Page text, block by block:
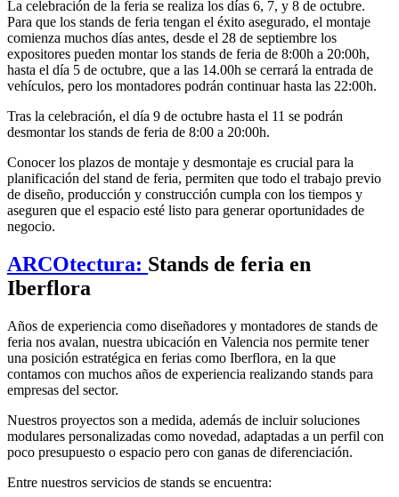
La celebración de la feria se realiza los días 6, 7, y 8 de octubre.
Para que los stands de feria tengan el éxito asegurado, el montaje
comienza muchos días antes, desde el 28 de septiembre los
expositores pueden montar los stands de feria de 8:00h a 20:00h,
hasta el día 5 de octubre, que a las 14.00h se cerrará la entrada de
vehículos, pero los montadores podrán continuar hasta las 22:00h.
Tras la celebración, el día 9 de octubre hasta el 11 se podrán
desmontar los stands de feria de 8:00 a 20:00h.
Conocer los plazos de montaje y desmontaje es crucial para la
planificación del stand de feria, permiten que todo el trabajo previo
de diseño, producción y construcción cumpla con los tiempos y
aseguren que el espacio esté listo para generar oportunidades de
negocio.
ARCOtectura: Stands de feria en
Iberflora
Años de experiencia como diseñadores y montadores de stands de
feria nos avalan, nuestra ubicación en Valencia nos permite tener
una posición estratégica en ferias como Iberflora, en la que
contamos con muchos años de experiencia realizando stands para
empresas del sector.
Nuestros proyectos son a medida, además de incluir soluciones
modulares personalizadas como novedad, adaptadas a un perfil con
poco presupuesto o espacio pero con ganas de diferenciación.
Entre nuestros servicios de stands se encuentra: